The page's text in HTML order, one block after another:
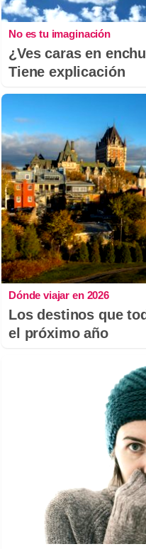
No es tu imaginación
¿Ves caras en
Tiene explicación
Dónde viajar en 2026
Los destinos que
el próximo año